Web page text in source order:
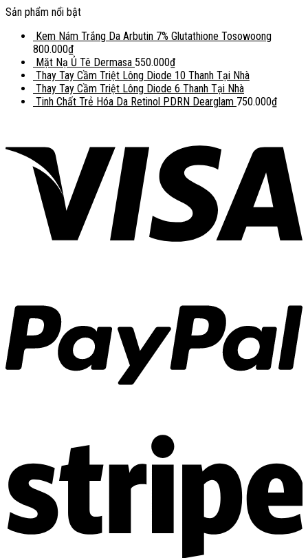
Sản phẩm nổi bật
Kem Nám Trắng Da Arbutin 7% Glutathione Tosowoong
800.000₫
Mặt Nạ Ủ Tê Dermasa 550.000₫
Thay Tay Cầm Triệt Lông Diode 10 Thanh Tại Nhà
Thay Tay Cầm Triệt Lông Diode 6 Thanh Tại Nhà
Tinh Chất Trẻ Hóa Da Retinol PDRN Dearglam 750.000₫